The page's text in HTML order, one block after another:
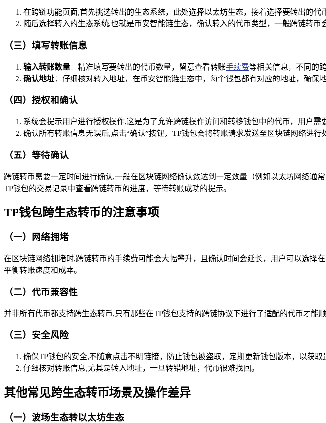
在跨链功能页面,首先挑选转出的生态系统，此处选择以太坊生态，接着选择要转出的代
随后选择转入的生态系统,也就是币安智能链生态，确认转入的代币类型，一般跨链转币
（三）填写转账信息
输入转账数量：精准填写要转出的代币数量，留意查看转账手续费等相关信息，不同的
确认地址：仔细核对转入地址，在币安智能链生态中，每个钱包都有对应的地址，确保
（四）授权和确认
系统会提示用户进行授权操作,这是为了允许跨链操作访问和转移钱包中的代币，用户需
确认所有转账信息无误后,点击“确认”按钮，TP钱包会将转账请求发送至区块链网络进行
（五）等待确认
跨链转币需要一定时间进行确认,一般在区块链网络确认数达到一定数量（例如以太坊网络通
TP钱包的交易记录中查看跨链转币的进度，等待转账成功的提示。
TP钱包跨生态转币的注意事项
（一）网络拥堵
在区块链网络拥堵时,跨链转币的手续费可能会大幅攀升，且确认时间会延长，用户可以选
平衡转账速度和成本。
（二）代币兼容性
并非所有代币都支持跨生态转币,只有那些在TP钱包支持的跨链协议下进行了适配的代币才能
（三）安全风险
确保TP钱包的安全,不随意点击不明链接，防止钱包被盗取，定期更新钱包版本，以获取
仔细核对转账信息,尤其是转入地址，一旦转错地址，代币很难找回。
其他常见跨生态转币场景及操作差异
（一）波场生态转以太坊生态